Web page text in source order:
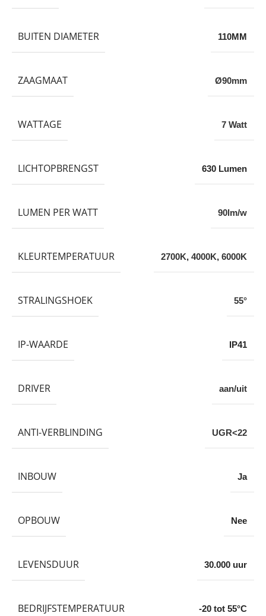
BUITEN DIAMETER 110MM
ZAAGMAAT Ø90mm
WATTAGE 7 Watt
LICHTOPBRENGST 630 Lumen
LUMEN PER WATT 90lm/w
KLEURTEMPERATUUR 2700K, 4000K, 6000K
STRALINGSHOEK 55°
IP-WAARDE IP41
DRIVER aan/uit
ANTI-VERBLINDING UGR<22
INBOUW Ja
OPBOUW Nee
LEVENSDUUR 30.000 uur
BEDRIJFSTEMPERATUUR -20 tot 55°C